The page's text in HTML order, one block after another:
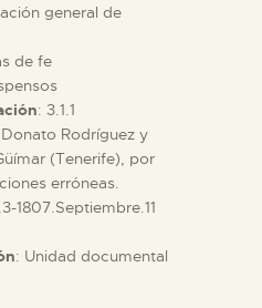
VISITA
general de
de fe
: 3.1.1
Rodríguez y
(Tenerife), por
erróneas.
1807.Septiembre.11
: Unidad documental